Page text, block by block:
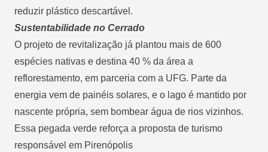
reduzir plástico descartável.
Sustentabilidade no Cerrado
O projeto de revitalização já plantou mais de 600
espécies nativas e destina 40 % da área a
reflorestamento, em parceria com a UFG. Parte da
energia vem de painéis solares, e o lago é mantido por
nascente própria, sem bombear água de rios vizinhos.
Essa pegada verde reforça a proposta de turismo
responsável em Pirenópolis